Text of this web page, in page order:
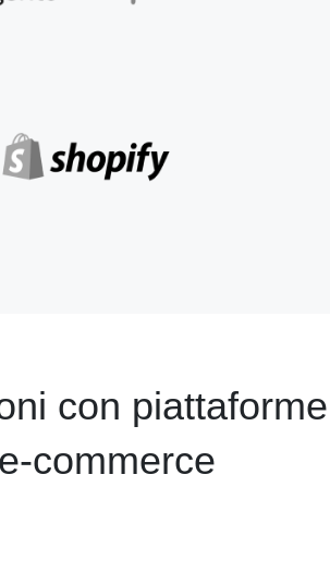
con piattaforme
commerce